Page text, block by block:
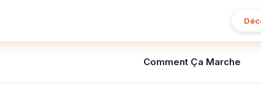
Comment Ça Marche